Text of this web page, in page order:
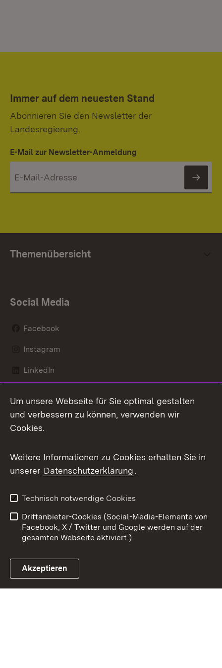
Immer auf dem neuesten Stand
Abonnieren Sie den Newsletter der
Landesregierung.
E-Mail zur Newsletter-Anmeldung
Themenübersicht
Social Media
Facebook
Instagram
LinkedIn
X / Twitter
Youtube
Link zum Landesportal
Kontakt
Datenschutz
Barrierefreiheit
Impressum
Cookies
Um unsere Webseite für Sie optimal gestalten
und verbessern zu können, verwenden wir
Cookies.
Weitere Informationen zu Cookies erhalten Sie in
unserer Datenschutzerklärung.
Technisch notwendige Cookies
Drittanbieter-Cookies (Social-Media-Elemente von
Facebook, X / Twitter und Google werden auf der
gesamten Webseite aktiviert.)
Akzeptieren